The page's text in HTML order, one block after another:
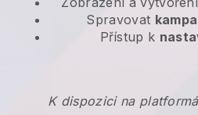
Spravovat
Přístup k
K dispozici na